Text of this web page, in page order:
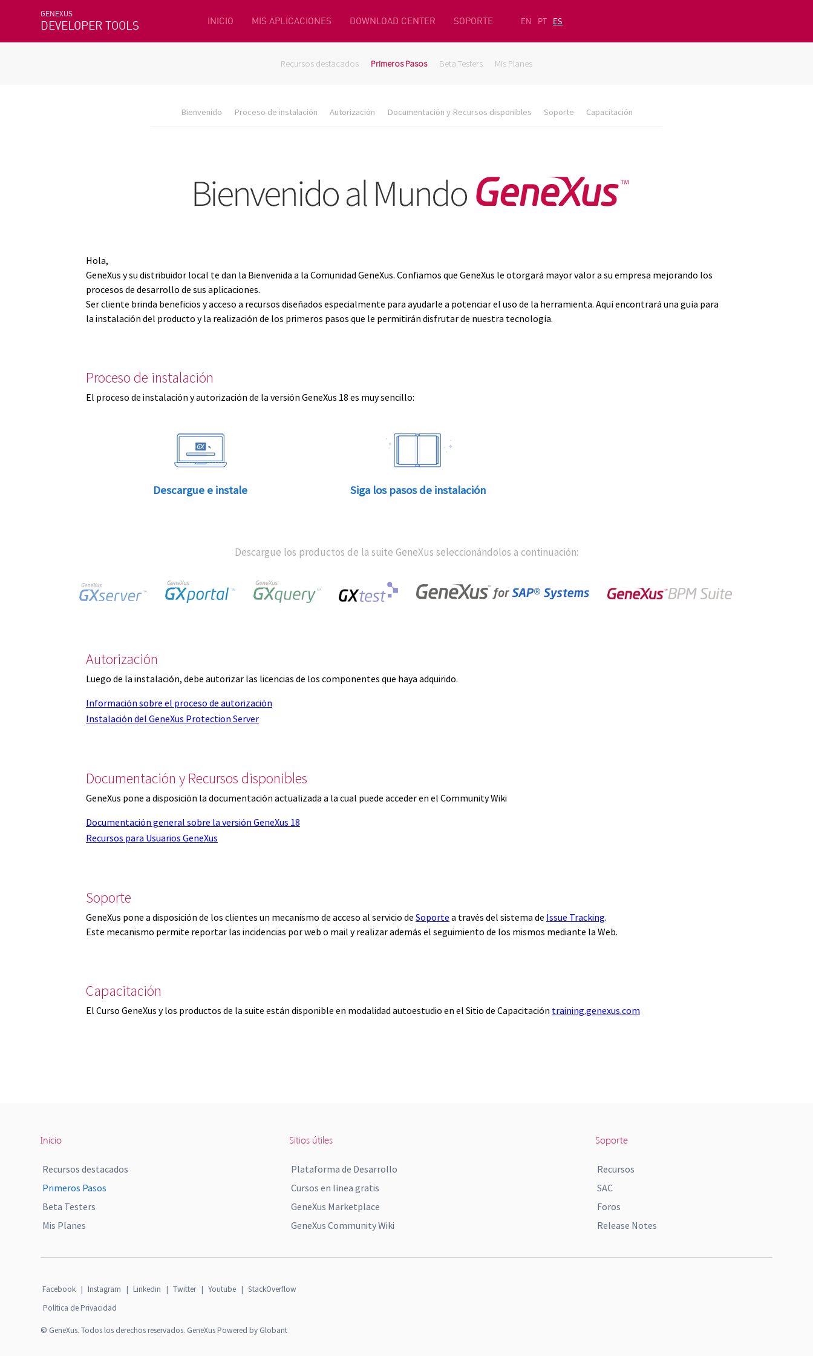
GENEXUS
DEVELOPER TOOLS INICIO MIS APLICACIONES DOWNLOAD CENTER SOPORTE EN PT ES
Recursos destacados Primeros Pasos Beta Testers Mis Planes
Bienvenido Proceso de instalación Autorización Documentación y Recursos disponibles Soporte Capacitación
Hola,
GeneXus y su distribuidor local te dan la Bienvenida a la Comunidad GeneXus. Confiamos que GeneXus le otorgará mayor valor a su empresa mejorando los
procesos de desarrollo de sus aplicaciones.
Ser cliente brinda beneficios y acceso a recursos diseñados especialmente para ayudarle a potenciar el uso de la herramienta. Aquí encontrará una guía para
la instalación del producto y la realización de los primeros pasos que le permitirán disfrutar de nuestra tecnología.
Proceso de instalación
El proceso de instalación y autorización de la versión GeneXus 18 es muy sencillo:
Descargue e instale Siga los pasos de instalación
Descargue los productos de la suite GeneXus seleccionándolos a continuación:
Autorización
Luego de la instalación, debe autorizar las licencias de los componentes que haya adquirido.
Información sobre el proceso de autorización
Instalación del GeneXus Protection Server
Documentación y Recursos disponibles
GeneXus pone a disposición la documentación actualizada a la cual puede acceder en el Community Wiki
Documentación general sobre la versión GeneXus 18
Recursos para Usuarios GeneXus
Soporte
GeneXus pone a disposición de los clientes un mecanismo de acceso al servicio de Soporte a través del sistema de Issue Tracking.
Este mecanismo permite reportar las incidencias por web o mail y realizar además el seguimiento de los mismos mediante la Web.
Capacitación
El Curso GeneXus y los productos de la suite están disponible en modalidad autoestudio en el Sitio de Capacitación training.genexus.com
Inicio
Recursos destacados
Primeros Pasos
Beta Testers
Mis Planes
Sitios útiles
Plataforma de Desarrollo
Cursos en línea gratis
GeneXus Marketplace
GeneXus Community Wiki
Soporte
Recursos
SAC
Foros
Release Notes
Facebook | Instagram | Linkedin | Twitter | Youtube | StackOverflow
Política de Privacidad
© GeneXus. Todos los derechos reservados. GeneXus Powered by Globant